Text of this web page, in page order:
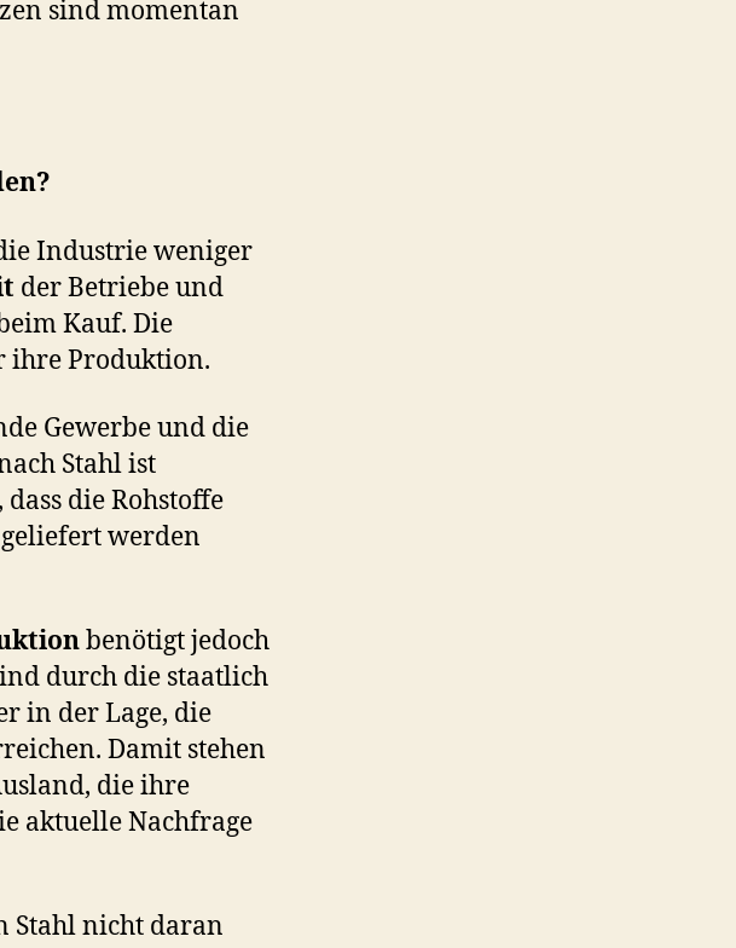
sind momentan
Industrie weniger
der Betriebe und
Kauf. Die
ihre Produktion.
Gewerbe und die
Stahl ist
, dass die Rohstoffe
werden
benötigt jedoch
durch die staatlich
in der Lage, die
Damit stehen
die ihre
aktuelle Nachfrage
Stahl nicht daran